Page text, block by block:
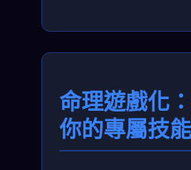
命理遊戲化
你的專屬技